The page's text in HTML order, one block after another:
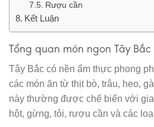
Rượu cần
Kết Luận
Tổng quan món ngon Tây Bắc
Tây Bắc có nền ẩm thực phong
các món ăn từ thịt bò, trâu, heo,
này thường được chế biến với
hột, gừng, tỏi, rượu cần và các